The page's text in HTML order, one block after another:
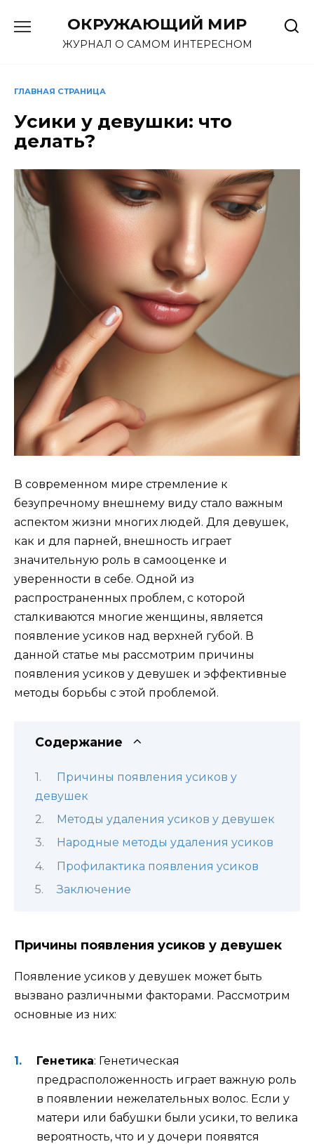
содержанию
ОКРУЖАЮЩИЙ МИР
ЖУРНАЛ О САМОМ ИНТЕРЕСНОМ
ГЛАВНАЯ СТРАНИЦА
Усики у девушки: что
делать?
В современном мире стремление к
безупречному внешнему виду стало важным
аспектом жизни многих людей. Для девушек,
как и для парней, внешность играет
значительную роль в самооценке и
уверенности в себе. Одной из
распространенных проблем, с которой
сталкиваются многие женщины, является
появление усиков над верхней губой. В
данной статье мы рассмотрим причины
появления усиков у девушек и эффективные
методы борьбы с этой проблемой.
Содержание
Причины появления усиков у
девушек
Методы удаления усиков у девушек
Народные методы удаления усиков
Профилактика появления усиков
Заключение
Причины появления усиков у девушек
Появление усиков у девушек может быть
вызвано различными факторами. Рассмотрим
основные из них:
Генетика: Генетическая
предрасположенность играет важную роль
в появлении нежелательных волос. Если у
матери или бабушки были усики, то велика
вероятность, что и у дочери появятся